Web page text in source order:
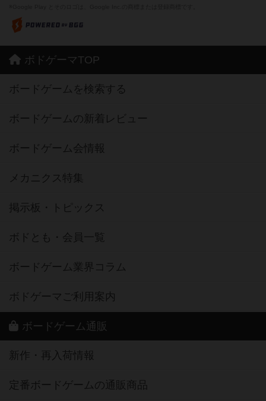
ボドゲーマTOP
ボードゲームを検索する
ボードゲームの新着レビュー
ボードゲーム会情報
メカニクス特集
掲示板・トピックス
ボドとも・会員一覧
ボードゲーム業界コラム
ボドゲーマご利用案内
ボードゲーム通販
新作・再入荷情報
定番ボードゲームの通販商品